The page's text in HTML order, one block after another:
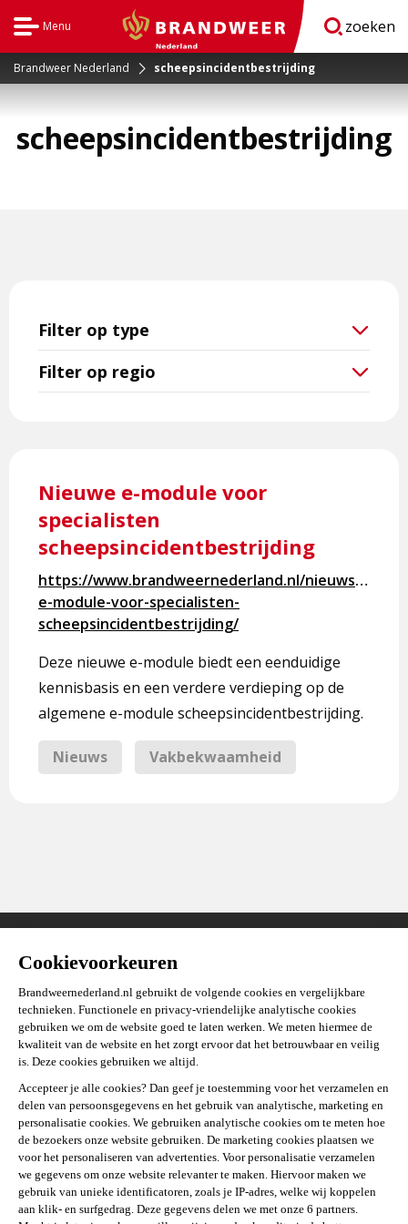
Menu
BrandweerNederland.nl
zoeken
Brandweer Nederland scheepsincidentbestrijding
scheepsincidentbestrijding
Filter op type
Filter op regio
Nieuwe e-module voor
specialisten
scheepsincidentbestrijding
https://www.brandweernederland.nl/nieuws/
e-module-voor-specialisten-
scheepsincidentbestrijding/
Deze nieuwe e-module biedt een eenduidige
kennisbasis en een verdere verdieping op de
algemene e-module scheepsincidentbestrijding.
Nieuws Vakbekwaamheid
Nieuwe
voor
specialisten
scheepsincidentbestrijding
Over deze site
Stel je vraag